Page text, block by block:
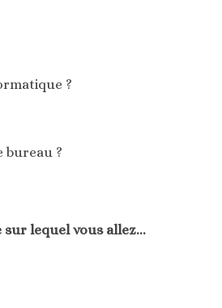
?
bureau ?
lequel vous allez...